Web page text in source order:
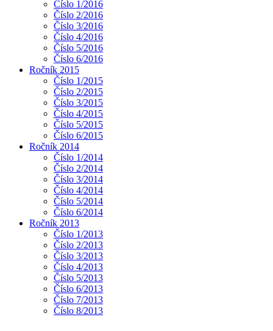
Číslo 1/2016
Číslo 2/2016
Číslo 3/2016
Číslo 4/2016
Číslo 5/2016
Číslo 6/2016
Ročník 2015
Číslo 1/2015
Číslo 2/2015
Číslo 3/2015
Číslo 4/2015
Číslo 5/2015
Číslo 6/2015
Ročník 2014
Číslo 1/2014
Číslo 2/2014
Číslo 3/2014
Číslo 4/2014
Číslo 5/2014
Číslo 6/2014
Ročník 2013
Číslo 1/2013
Číslo 2/2013
Číslo 3/2013
Číslo 4/2013
Číslo 5/2013
Číslo 6/2013
Číslo 7/2013
Číslo 8/2013